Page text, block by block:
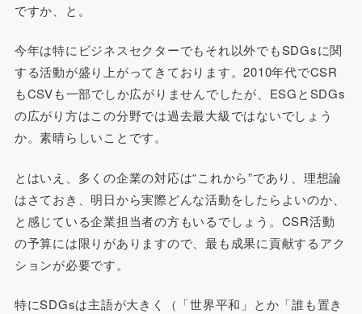
ですか、と。
今年は特にビジネスセクターでもそれ以外でもSDGsに関
する活動が盛り上がってきております。2010年代でCSR
もCSVも一部でしか広がりませんでしたが、ESGとSDGs
の広がり方はこの分野では過去最大級ではないでしょう
か。素晴らしいことです。
とはいえ、多くの企業の対応は“これから”であり、理想論
はさておき、明日から実際どんな活動をしたらよいのか、
と感じている企業担当者の方もいるでしょう。CSR活動
の予算には限りがありますので、最も成果に貢献するアク
ションが必要です。
特にSDGsは主語が大きく（「世界平和」とか「誰も置き